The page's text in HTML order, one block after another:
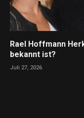
Rael Hoffmann
bekannt ist?
Juli 27, 2026